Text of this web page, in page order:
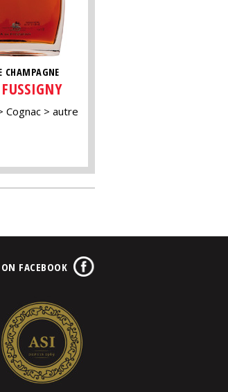
CHAMPAGNE
Cognac autre
FACEBOOK